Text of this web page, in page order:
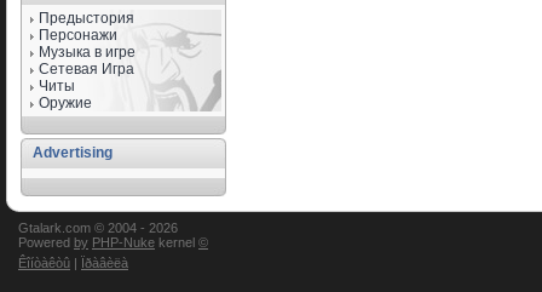
Предыстория
Персонажи
Музыка в игре
Сетевая Игра
Читы
Оружие
Advertising
Gtalark.com © 2004 - 2026
Powered by PHP-Nuke kernel ©
Êîíòàêòû | Ïðàâèëà